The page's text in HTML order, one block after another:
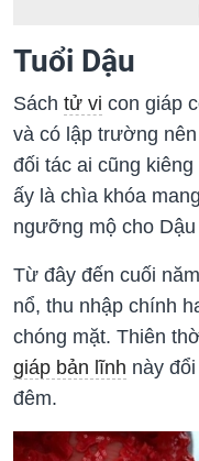
Tuổi Dậu
Sách tử vi con giáp
và có lập trường
đối tác ai cũng
ấy là chìa khóa
ngưỡng mộ cho
Từ đây đến cuối
nổ, thu nhập chính
chóng mặt. Thiên
giáp bản lĩnh này
đêm.